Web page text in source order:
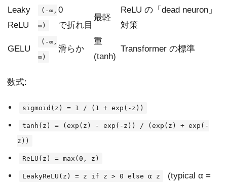
Leaky
ReLU
(-∞,
∞)
0
で折れ目
最軽
ReLU の「dead neuron」
対策
GELU
(-∞,
∞)
滑らか
重
(tanh)
Transformer の標準
数式:
sigmoid(z) = 1 / (1 + exp(-z))
tanh(z) = (exp(z) - exp(-z)) / (exp(z) + exp(-
z))
ReLU(z) = max(0, z)
LeakyReLU(z) = z if z > 0 else α z
(typical α =